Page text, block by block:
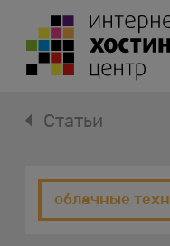
Статьи
облачные